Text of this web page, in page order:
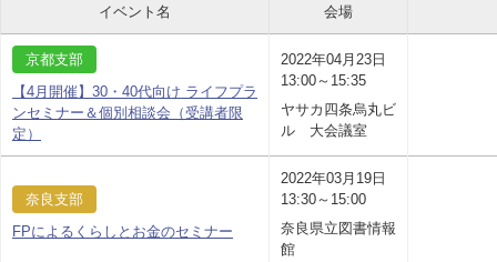
イベント名
会場
京都支部
【4月開催】30・40代向け ライフプラ
ンセミナー＆個別相談会（受講者限
定）
2022年04月23日
13:00～15:35
ヤサカ四条烏丸ビ
ル 大会議室
奈良支部
FPによるくらしとお金のセミナー
2022年03月19日
13:30～15:00
奈良県立図書情報
館